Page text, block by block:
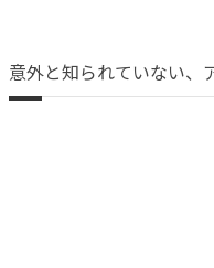
意外と知られていない